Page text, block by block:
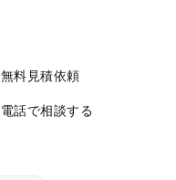
無料見積依頼
電話で相談する